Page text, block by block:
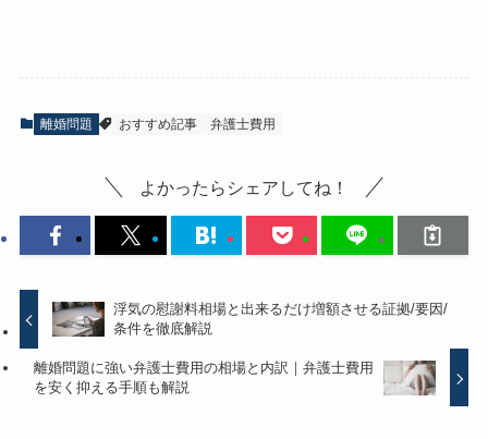
離婚問題 おすすめ記事 弁護士費用
よかったらシェアしてね！
浮気の慰謝料相場と出来るだけ増額させる証拠/要因/
条件を徹底解説
離婚問題に強い弁護士費用の相場と内訳｜弁護士費用
を安く抑える手順も解説